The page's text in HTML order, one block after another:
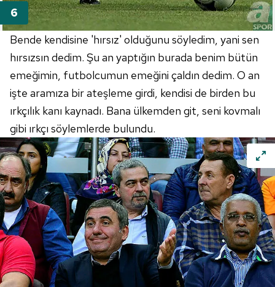
Bende kendisine 'hırsız' olduğunu söyledim, yani sen
hırsızsın dedim. Şu an yaptığın burada benim bütün
emeğimin, futbolcumun emeğini çaldın dedim. O an
işte aramıza bir ateşleme girdi, kendisi de birden bu
ırkçılık kanı kaynadı. Bana ülkemden git, seni kovmalı
gibi ırkçı söylemlerde bulundu.